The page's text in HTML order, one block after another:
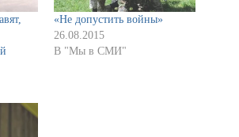
«Не допустить войны»
26.08.2015
В "Мы в СМИ"